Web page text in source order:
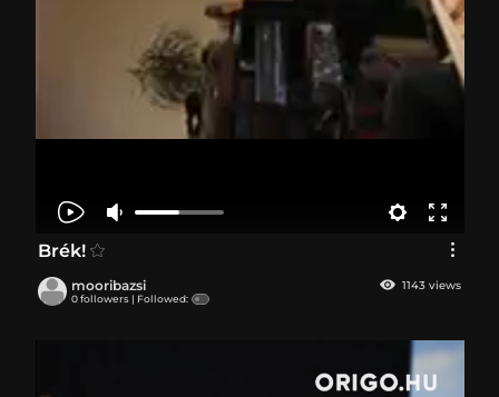
Brék!
mooribazsi
0 followers | Followed:
1143 views